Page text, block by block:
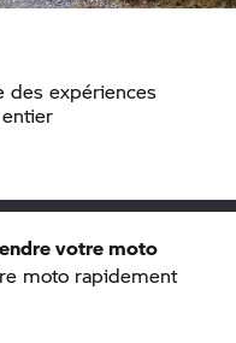
des expériences
votre moto
moto rapidement